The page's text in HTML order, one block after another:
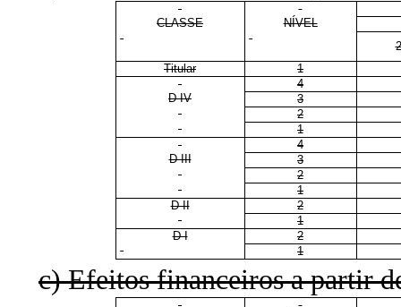
CLASSE
NÍVEL
Titular
1
4
D IV
3
2
1
4
D III
3
2
1
D II
2
1
D I
2
1
c) Efeitos financeiros a partir